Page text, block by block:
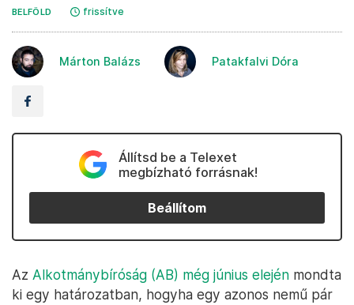
BELFÖLD frissítve
Márton Balázs Patakfalvi Dóra
Állítsd be a Telexet
megbízható forrásnak!
Beállítom
Az Alkotmánybíróság (AB) még június elején mondta
ki egy határozatban, hogyha egy azonos nemű pár